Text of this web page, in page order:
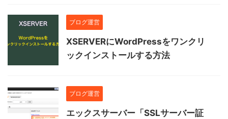
ブログ運営
XSERVERにWordPressをワンクリ
ックインストールする方法
ブログ運営
エックスサーバー「SSLサーバー証